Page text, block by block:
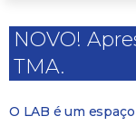
NOVO!
TMA.
O LAB é um